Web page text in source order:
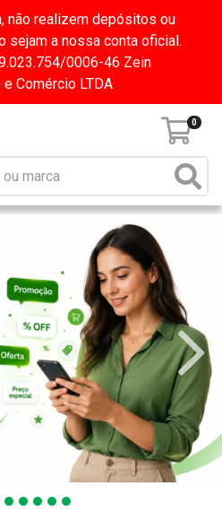
não realizem depósitos ou
sejam a nossa conta oficial.
0006-46 Zein
Comércio LTDA
0